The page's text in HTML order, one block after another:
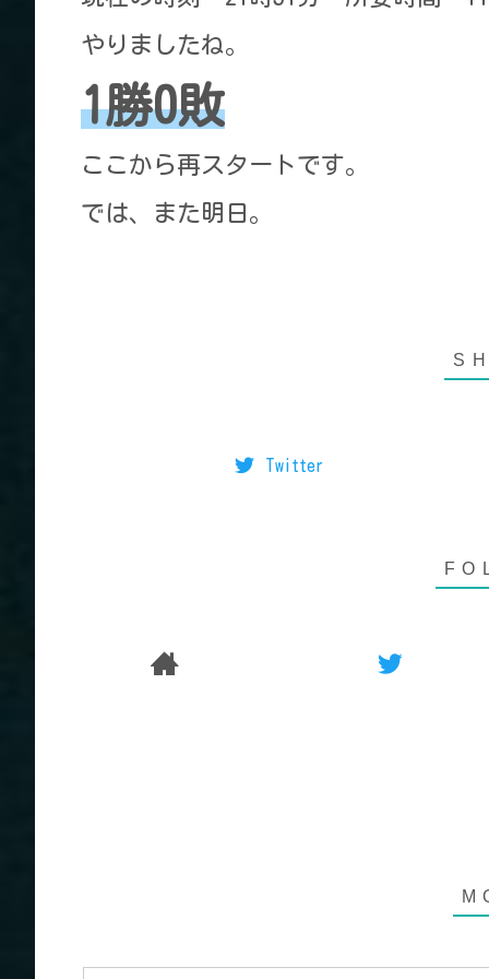
やりましたね。
1勝0敗
ここから再スタートです。
では、また明日。
Twitter